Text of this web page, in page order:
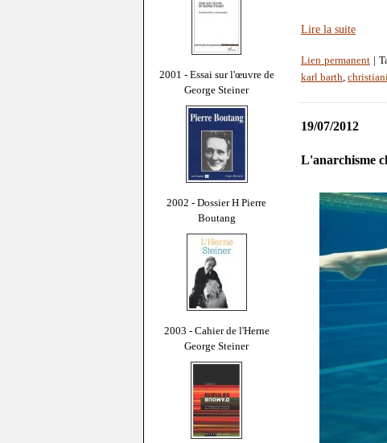
2001 - Essai sur l'œuvre de
George Steiner
2002 - Dossier H Pierre
Boutang
2003 - Cahier de l'Herne
George Steiner
Lire la suite
Lien permanent|
karl barth,
19/07/2012
L'anarchisme